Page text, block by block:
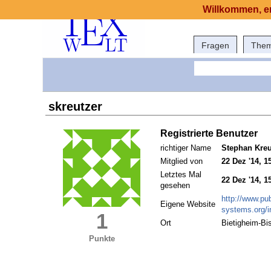
Fragen
skreutzer
1
Punkte
Registrierte Benutzer
richtiger Name
Stephan
Mitglied von
22 Dez '14,
Letztes Mal
gesehen
22 Dez '14,
Eigene Website
http://
systems.org/
Ort
Bietigheim-
Willkommen,